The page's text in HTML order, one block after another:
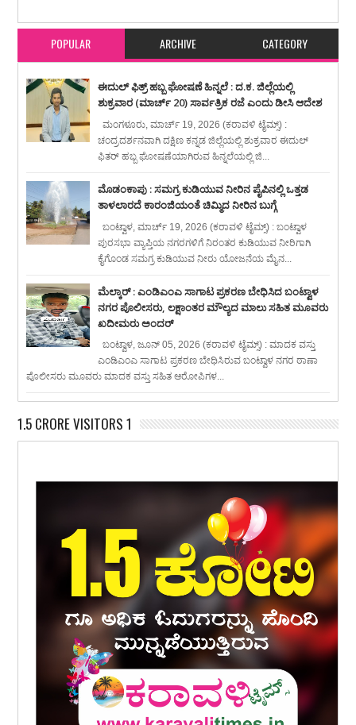
POPULAR ARCHIVE CATEGORY
ಈದುಲ್ ಫಿತ್ರ್ ಹಬ್ಬ ಘೋಷಣೆ ಹಿನ್ನಲೆ : ದ.ಕ. ಜಿಲ್ಲೆಯಲ್ಲಿ
ಶುಕ್ರವಾರ (ಮಾರ್ಚ್ 20) ಸಾರ್ವತ್ರಿಕ ರಜೆ ಎಂದು ಡೀಸಿ ಆದೇಶ
ಮಂಗಳೂರು, ಮಾರ್ಚ್ 19, 2026 (ಕರಾವಳಿ ಟೈಮ್ಸ್) :
ಚಂದ್ರದರ್ಶನವಾಗಿ ದಕ್ಷಿಣ ಕನ್ನಡ ಜಿಲ್ಲೆಯಲ್ಲಿ ಶುಕ್ರವಾರ ಈದುಲ್
ಫಿತರ್ ಹಬ್ಬ ಘೋಷಣೆಯಾಗಿರುವ ಹಿನ್ನಲೆಯಲ್ಲಿ ಜಿ...
ಮೊಡಂಕಾಪು : ಸಮಗ್ರ ಕುಡಿಯುವ ನೀರಿನ ಪೈಪಿನಲ್ಲಿ ಒತ್ತಡ
ತಾಳಲಾರದೆ ಕಾರಂಜಿಯಂತೆ ಚಿಮ್ಮಿದ ನೀರಿನ ಬುಗ್ಗೆ
ಬಂಟ್ವಾಳ, ಮಾರ್ಚ್ 19, 2026 (ಕರಾವಳಿ ಟೈಮ್ಸ್) : ಬಂಟ್ವಾಳ
ಪುರಸಭಾ ವ್ಯಾಪ್ತಿಯ ನಗರಗಳಿಗೆ ನಿರಂತರ ಕುಡಿಯುವ ನೀರಿಗಾಗಿ
ಕೈಗೊಂಡ ಸಮಗ್ರ ಕುಡಿಯುವ ನೀರು ಯೋಜನೆಯ ಮೈನ...
ಮೆಲ್ಕಾರ್ : ಎಂಡಿಎಂಎ ಸಾಗಾಟ ಪ್ರಕರಣ ಬೇಧಿಸಿದ ಬಂಟ್ವಾಳ
ನಗರ ಪೊಲೀಸರು, ಲಕ್ಷಾಂತರ ಮೌಲ್ಯದ ಮಾಲು ಸಹಿತ ಮೂವರು
ಖದೀಮರು ಅಂದರ್
ಬಂಟ್ವಾಳ, ಜೂನ್ 05, 2026 (ಕರಾವಳಿ ಟೈಮ್ಸ್) : ಮಾದಕ ವಸ್ತು
ಎಂಡಿಎಂಎ ಸಾಗಾಟ ಪ್ರಕರಣ ಬೇಧಿಸಿರುವ ಬಂಟ್ವಾಳ ನಗರ ಠಾಣಾ
ಪೊಲೀಸರು ಮೂವರು ಮಾದಕ ವಸ್ತು ಸಹಿತ ಆರೋಪಿಗಳ...
1.5 CRORE VISITORS 1